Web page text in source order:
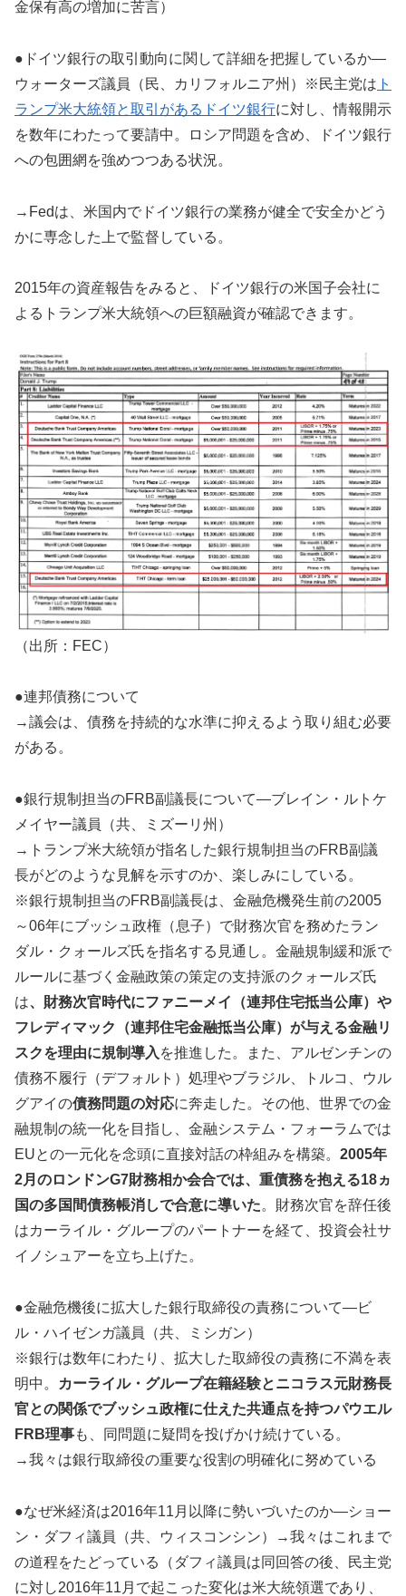
金保有高の増加に苦言）
●ドイツ銀行の取引動向に関して詳細を把握しているか―
ウォーターズ議員（民、カリフォルニア州）※民主党は ト
ランプ米大統領と取引があるドイツ銀行に対し、情報開示
を数年にわたって要請中。ロシア問題を含め、ドイツ銀行
への包囲網を強めつつある状況。
→Fedは、米国内でドイツ銀行の業務が健全で安全かどう
かに専念した上で監督している。
2015年の資産報告をみると、ドイツ銀行の米国子会社に
よるトランプ米大統領への巨額融資が確認できます。
（出所：FEC）
●連邦債務について
→議会は、債務を持続的な水準に抑えるよう取り組む必要
がある。
●銀行規制担当のFRB副議長について―ブレイン・ルトケ
メイヤー議員（共、ミズーリ州）
→トランプ米大統領が指名した銀行規制担当のFRB副議
長がどのような見解を示すのか、楽しみにしている。
※銀行規制担当のFRB副議長は、金融危機発生前の2005
～06年にブッシュ政権（息子）で財務次官を務めたラン
ダル・クォールズ氏を指名する見通し。金融規制緩和派で
ルールに基づく金融政策の策定の支持派のクォールズ氏
は、財務次官時代にファニーメイ（連邦住宅抵当公庫）や
フレディマック（連邦住宅金融抵当公庫）が与える金融リ
スクを理由に規制導入 を推進した。また、アルゼンチンの
債務不履行（デフォルト）処理やブラジル、トルコ、ウル
グアイの債務問題の対応に奔走した。その他、世界での金
融規制の統一化を目指し、金融システム・フォーラムでは
EUとの一元化を念頭に直接対話の枠組みを構築。 2005年
2月のロンドンG7財務相か会合では、重債務を抱える18ヵ
国の多国間債務帳消しで合意に導いた。財務次官を辞任後
はカーライル・グループのパートナーを経て、投資会社サ
イノシュアーを立ち上げた。
●金融危機後に拡大した銀行取締役の責務について―ビ
ル・ハイゼンガ議員（共、ミシガン）
※銀行は数年にわたり、拡大した取締役の責務に不満を表
明中。
カーライル・グループ在籍経験とニコラス元財務長
官との関係でブッシュ政権に仕えた共通点を持つパウエル
FRB理事も、同問題に疑問を投げかけ続けている。
→我々は銀行取締役の重要な役割の明確化に努めている
●なぜ米経済は2016年11月以降に勢いづいたのか―ショー
ン・ダフィ議員（共、ウィスコンシン）→我々はこれまで
の道程をたどっている（ダフィ議員は同回答の後、民主党
に対し2016年11月で起こった変化は米大統領選であり、